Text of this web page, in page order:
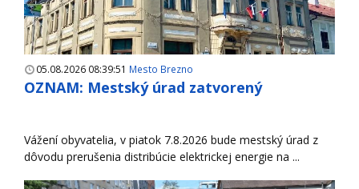
05.08.2026 08:39:51 Mesto Brezno
OZNAM: Mestský úrad zatvorený
Vážení obyvatelia, v piatok 7.8.2026 bude mestský úrad z
dôvodu prerušenia distribúcie elektrickej energie na ...